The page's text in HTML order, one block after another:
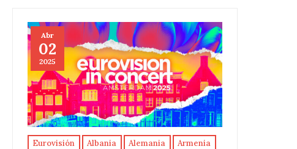
Abr
02
2025
Eurovisión Albania Alemania Armenia